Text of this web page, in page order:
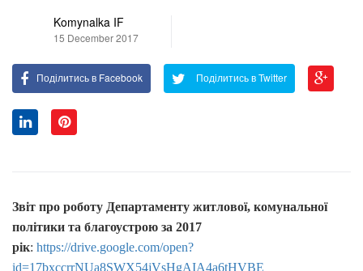
Komynalka IF
15 December 2017
Поділитись в Facebook Поділитись в Twitter
Звіт про роботу Департаменту житлової, комунальної
політики та благоустрою за 2017
рік: https://drive.google.com/open?
id=17bxccrrNUa8SWX54jVsHgAIA4a6tHVBE